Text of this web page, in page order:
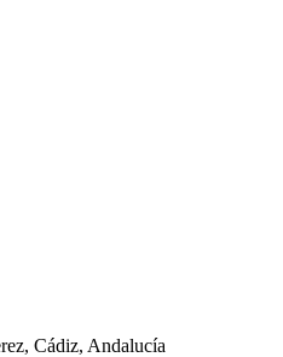
Cádiz, Andalucía